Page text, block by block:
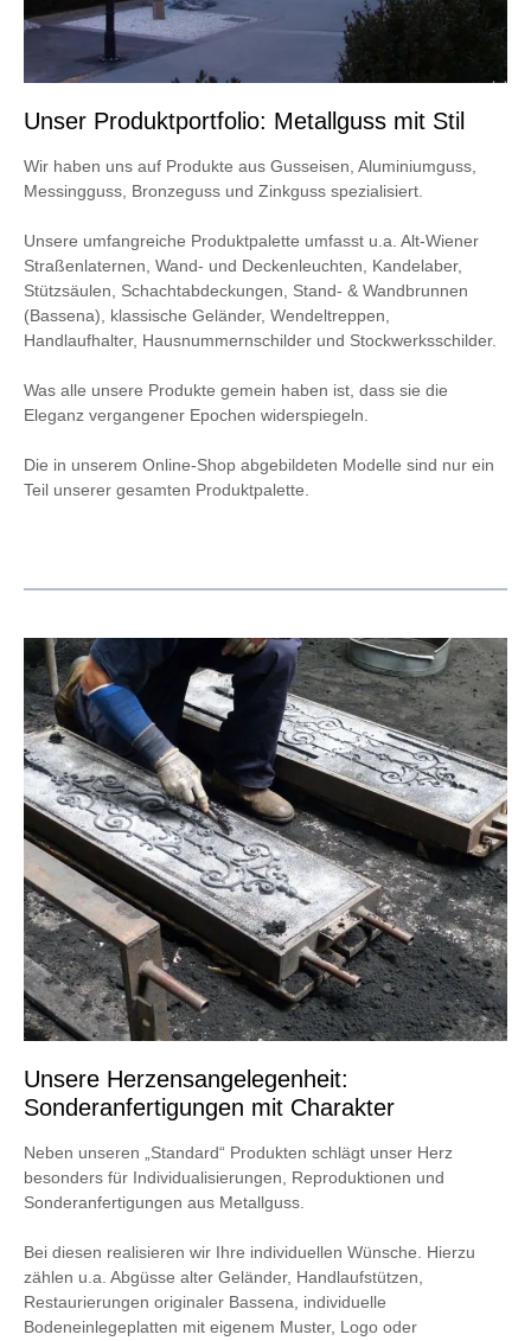
Unser Produktportfolio: Metallguss mit Stil
Wir haben uns auf Produkte aus Gusseisen, Aluminiumguss,
Messingguss, Bronzeguss und Zinkguss spezialisiert.
Unsere umfangreiche Produktpalette umfasst u.a. Alt-Wiener
Straßenlaternen, Wand- und Deckenleuchten, Kandelaber,
Stützsäulen, Schachtabdeckungen, Stand- & Wandbrunnen
(Bassena), klassische Geländer, Wendeltreppen,
Handlaufhalter, Hausnummernschilder und Stockwerksschilder.
Was alle unsere Produkte gemein haben ist, dass sie die
Eleganz vergangener Epochen widerspiegeln.
Die in unserem Online-Shop abgebildeten Modelle sind nur ein
Teil unserer gesamten Produktpalette.
Unsere Herzensangelegenheit:
Sonderanfertigungen mit Charakter
Neben unseren „Standard“ Produkten schlägt unser Herz
besonders für Individualisierungen, Reproduktionen und
Sonderanfertigungen aus Metallguss.
Bei diesen realisieren wir Ihre individuellen Wünsche. Hierzu
zählen u.a. Abgüsse alter Geländer, Handlaufstützen,
Restaurierungen originaler Bassena, individuelle
Bodeneinlegeplatten mit eigenem Muster, Logo oder